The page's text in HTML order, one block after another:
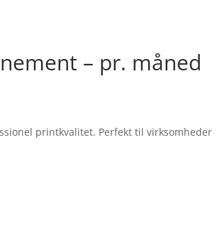
– pr. måned
printkvalitet. Perfekt til virksomheder